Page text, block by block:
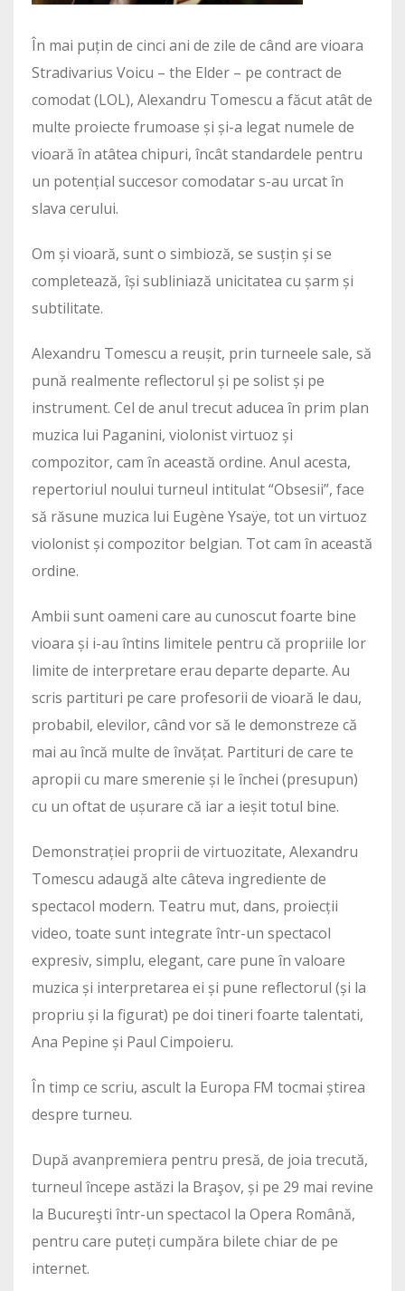
În mai puțin de cinci ani de zile de când are vioara
Stradivarius Voicu – the Elder – pe contract de
comodat (LOL), Alexandru Tomescu a făcut atât de
multe proiecte frumoase și și-a legat numele de
vioară în atâtea chipuri, încât standardele pentru
un potențial succesor comodatar s-au urcat în
slava cerului.
Om și vioară, sunt o simbioză, se susțin și se
completează, își subliniază unicitatea cu șarm și
subtilitate.
Alexandru Tomescu a reușit, prin turneele sale, să
pună realmente reflectorul și pe solist și pe
instrument. Cel de anul trecut aducea în prim plan
muzica lui Paganini, violonist virtuoz și
compozitor, cam în această ordine. Anul acesta,
repertoriul noului turneul intitulat “Obsesii”, face
să răsune muzica lui Eugène Ysaÿe, tot un virtuoz
violonist și compozitor belgian. Tot cam în această
ordine.
Ambii sunt oameni care au cunoscut foarte bine
vioara și i-au întins limitele pentru că propriile lor
limite de interpretare erau departe departe. Au
scris partituri pe care profesorii de vioară le dau,
probabil, elevilor, când vor să le demonstreze că
mai au încă multe de învățat. Partituri de care te
apropii cu mare smerenie și le închei (presupun)
cu un oftat de ușurare că iar a ieșit totul bine.
Demonstrației proprii de virtuozitate, Alexandru
Tomescu adaugă alte câteva ingrediente de
spectacol modern. Teatru mut, dans, proiecții
video, toate sunt integrate într-un spectacol
expresiv, simplu, elegant, care pune în valoare
muzica și interpretarea ei și pune reflectorul (și la
propriu și la figurat) pe doi tineri foarte talentati,
Ana Pepine și Paul Cimpoieru.
În timp ce scriu, ascult la Europa FM tocmai știrea
despre turneu.
După avanpremiera pentru presă, de joia trecută,
turneul începe astăzi la Braşov, și pe 29 mai revine
la Bucureşti într-un spectacol la Opera Română,
pentru care puteți cumpăra bilete chiar de pe
internet.